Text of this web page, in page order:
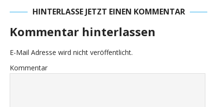
HINTERLASSE JETZT EINEN KOMMENTAR
Kommentar hinterlassen
E-Mail Adresse wird nicht veröffentlicht.
Kommentar